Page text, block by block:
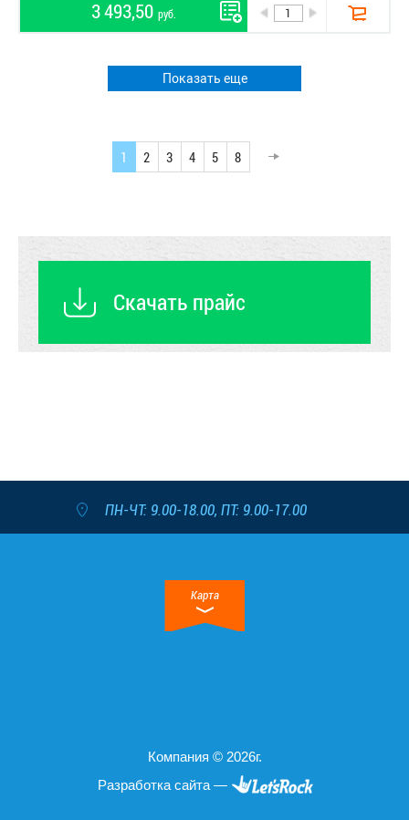
3 493,50 руб.
Показать еще
1 2 3 4 5 8
Скачать прайс
ПН-ЧТ: 9.00-18.00, ПТ: 9.00-17.00
Карта
Компания © 2026г.
Разработка сайта —